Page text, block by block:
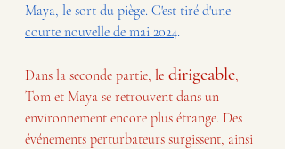
Maya, le sort du piège. C'est tiré d'une
courte nouvelle de mai 2024.
Dans la seconde partie, le dirigeable,
Tom et Maya se retrouvent dans un
environnement encore plus étrange. Des
événements perturbateurs surgissent, ainsi